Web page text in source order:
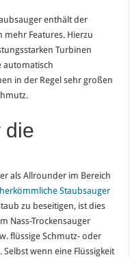
enthält der
mehr Features. Hierzu
Turbinen
automatisch
in der Regel sehr großen
die
als Allrounder im Bereich
herkömmliche Staubsauger
zu beseitigen, ist dies
Nass-Trockensauger
flüssige Schmutz- oder
wenn eine Flüssigkeit